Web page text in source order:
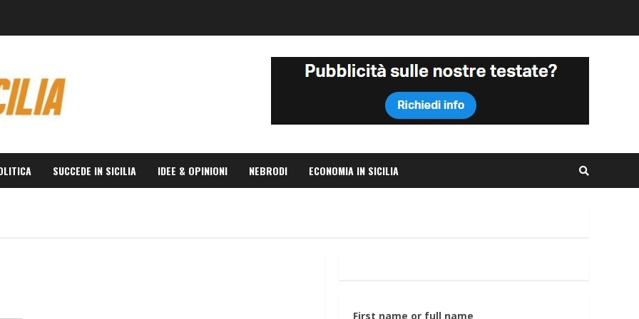
SUCCEDE IN SICILIA IDEE & OPINIONI NEBRODI ECONOMIA IN SICILIA
First name or full name